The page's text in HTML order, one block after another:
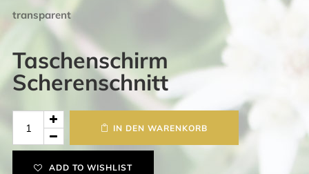
transparent
Taschenschirm
Scherenschnitt
Taschenschirm
Scherenschnitt
IN DEN WARENKORB
ADD TO WISHLIST